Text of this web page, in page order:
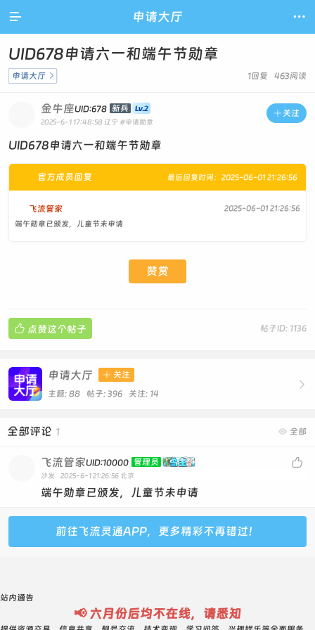
 申请大厅 
UID678申请六一和端午节勋章
1回复 463阅读
申请大厅 
 关注
金牛座UID:678 新兵
2025-6-1 17:48:58 辽宁 #申请勋章
UID678申请六一和端午节勋章
最后回复时间：2025-06-01 21:26:56
官方成员回复
飞流管家
2025-06-01 21:26:56
端午勋章已颁发，儿童节未申请
赞赏
帖子ID: 1136
 点赞这个帖子

申请大厅  关注
主题: 88 帖子: 396 关注: 14
 全部
全部评论 1

飞流管家UID:10000 管理员
沙发 2025-6-1 21:26:56 北京
端午勋章已颁发，儿童节未申请
前往飞流灵通APP，更多精彩不再错过！
站内通告
📢 六月份后均不在线，请悉知